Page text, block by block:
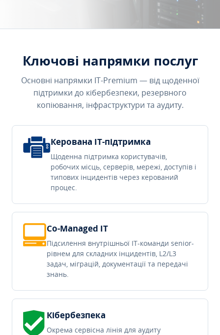
Ключові напрямки послуг
Основні напрямки IT-Premium — від щоденної
підтримки до кібербезпеки, резервного
копіювання, інфраструктури та аудиту.
Керована IT-підтримка
Щоденна підтримка користувачів,
робочих місць, серверів, мережі, доступів і
типових інцидентів через керований
процес.
Co-Managed IT
Підсилення внутрішньої IT-команди senior-
рівнем для складних інцидентів, L2/L3
задач, міграцій, документації та передачі
знань.
Кібербезпека
Окрема сервісна лінія для аудиту